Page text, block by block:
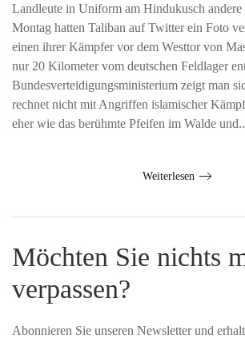
Landleute in Uniform am Hindukusch andere
Montag hatten Taliban auf Twitter ein Foto
einen ihrer Kämpfer vor dem Westtor von
nur 20 Kilometer vom deutschen Feldlager
Bundesverteidigungsministerium zeigt man
rechnet nicht mit Angriffen islamischer
eher wie das berühmte Pfeifen im Walde
Weiterlesen
Möchten Sie nichts
verpassen?
Abonnieren Sie unseren Newsletter und